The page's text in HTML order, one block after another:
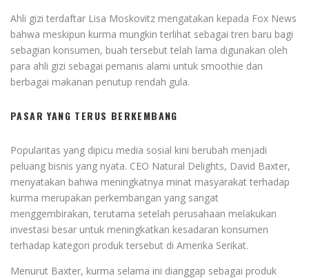
Ahli gizi terdaftar Lisa Moskovitz mengatakan kepada Fox News
bahwa meskipun kurma mungkin terlihat sebagai tren baru bagi
sebagian konsumen, buah tersebut telah lama digunakan oleh
para ahli gizi sebagai pemanis alami untuk smoothie dan
berbagai makanan penutup rendah gula.
PASAR YANG TERUS BERKEMBANG
Popularitas yang dipicu media sosial kini berubah menjadi
peluang bisnis yang nyata. CEO Natural Delights, David Baxter,
menyatakan bahwa meningkatnya minat masyarakat terhadap
kurma merupakan perkembangan yang sangat
menggembirakan, terutama setelah perusahaan melakukan
investasi besar untuk meningkatkan kesadaran konsumen
terhadap kategori produk tersebut di Amerika Serikat.
Menurut Baxter, kurma selama ini dianggap sebagai produk